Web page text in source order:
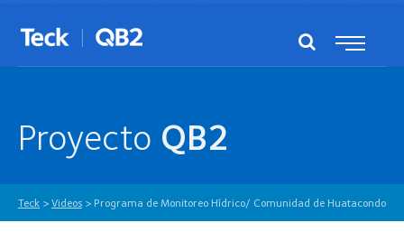
Proyecto QB2
Teck > Videos > Programa de Monitoreo Hídrico/ Comunidad de Huatacondo